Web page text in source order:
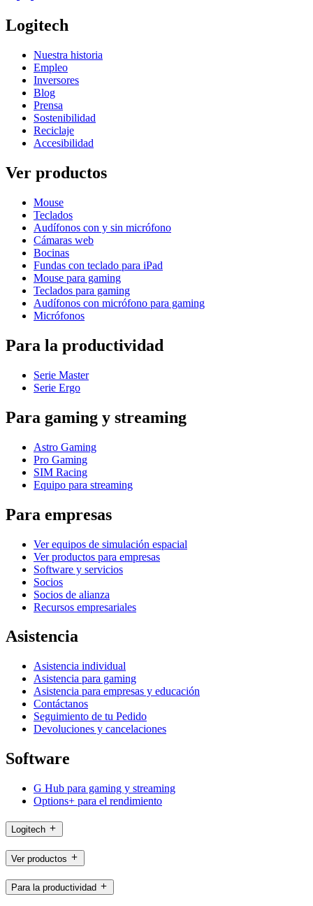
Logitech
Nuestra historia
Empleo
Inversores
Blog
Prensa
Sostenibilidad
Reciclaje
Accesibilidad
Ver productos
Mouse
Teclados
Audífonos con y sin micrófono
Cámaras web
Bocinas
Fundas con teclado para iPad
Mouse para gaming
Teclados para gaming
Audífonos con micrófono para gaming
Micrófonos
Para la productividad
Serie Master
Serie Ergo
Para gaming y streaming
Astro Gaming
Pro Gaming
SIM Racing
Equipo para streaming
Para empresas
Ver equipos de simulación espacial
Ver productos para empresas
Software y servicios
Socios
Socios de alianza
Recursos empresariales
Asistencia
Asistencia individual
Asistencia para gaming
Asistencia para empresas y educación
Contáctanos
Seguimiento de tu Pedido
Devoluciones y cancelaciones
Software
G Hub para gaming y streaming
Options+ para el rendimiento
Logitech
Ver productos
Para la productividad